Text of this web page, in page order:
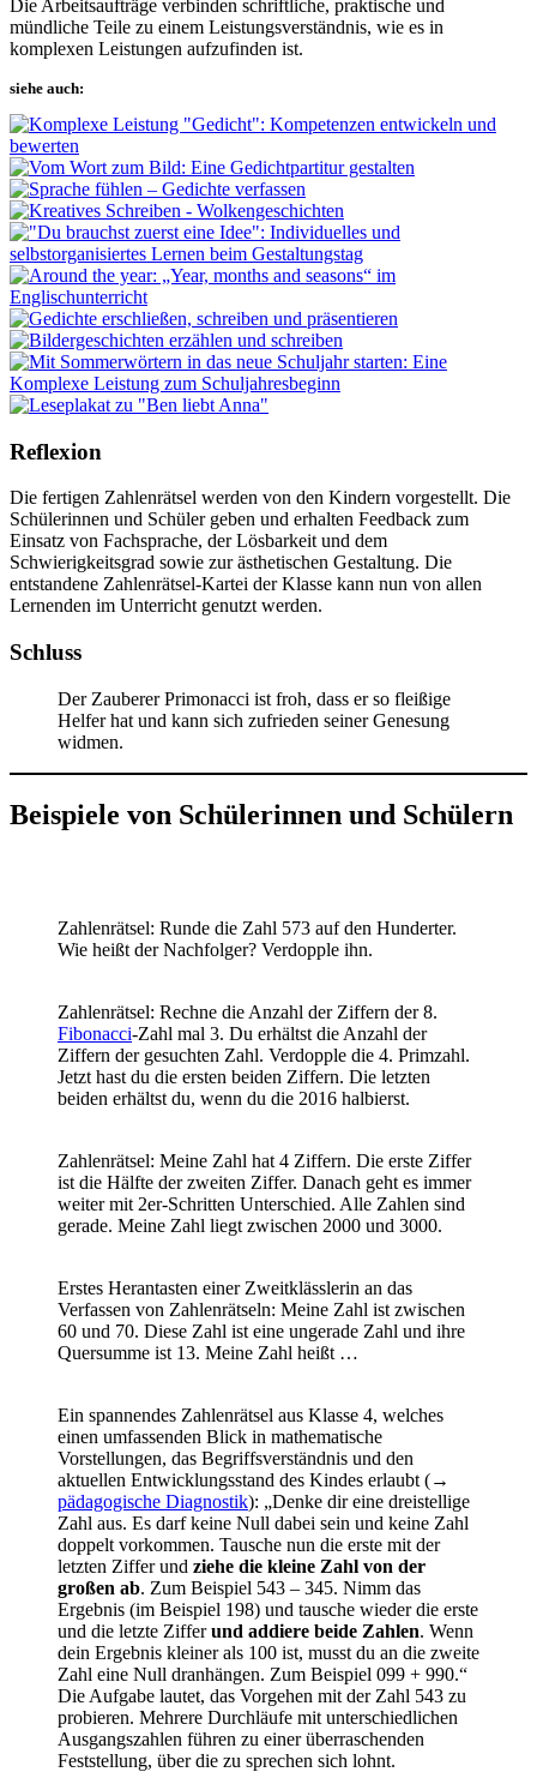
Die Arbeitsaufträge verbinden schriftliche, praktische und
mündliche Teile zu einem Leistungsverständnis, wie es in
komplexen Leistungen aufzufinden ist.
siehe auch:
Reflexion
Die fertigen Zahlenrätsel werden von den Kindern vorgestellt. Die
Schülerinnen und Schüler geben und erhalten Feedback zum
Einsatz von Fachsprache, der Lösbarkeit und dem
Schwierigkeitsgrad sowie zur ästhetischen Gestaltung. Die
entstandene Zahlenrätsel-Kartei der Klasse kann nun von allen
Lernenden im Unterricht genutzt werden.
Schluss
Der Zauberer Primonacci ist froh, dass er so fleißige
Helfer hat und kann sich zufrieden seiner Genesung
widmen.
Beispiele von Schülerinnen und Schülern
Zahlenrätsel: Runde die Zahl 573 auf den Hunderter.
Wie heißt der Nachfolger? Verdopple ihn.
Zahlenrätsel: Rechne die Anzahl der Ziffern der 8.
Fibonacci-Zahl mal 3. Du erhältst die Anzahl der
Ziffern der gesuchten Zahl. Verdopple die 4. Primzahl.
Jetzt hast du die ersten beiden Ziffern. Die letzten
beiden erhältst du, wenn du die 2016 halbierst.
Zahlenrätsel: Meine Zahl hat 4 Ziffern. Die erste Ziffer
ist die Hälfte der zweiten Ziffer. Danach geht es immer
weiter mit 2er-Schritten Unterschied. Alle Zahlen sind
gerade. Meine Zahl liegt zwischen 2000 und 3000.
Erstes Herantasten einer Zweitklässlerin an das
Verfassen von Zahlenrätseln: Meine Zahl ist zwischen
60 und 70. Diese Zahl ist eine ungerade Zahl und ihre
Quersumme ist 13. Meine Zahl heißt …
Ein spannendes Zahlenrätsel aus Klasse 4, welches
einen umfassenden Blick in mathematische
Vorstellungen, das Begriffsverständnis und den
aktuellen Entwicklungsstand des Kindes erlaubt (→
pädagogische Diagnostik): „Denke dir eine dreistellige
Zahl aus. Es darf keine Null dabei sein und keine Zahl
doppelt vorkommen. Tausche nun die erste mit der
letzten Ziffer und ziehe die kleine Zahl von der
großen ab. Zum Beispiel 543 – 345. Nimm das
Ergebnis (im Beispiel 198) und tausche wieder die erste
und die letzte Zifferund addiere beide Zahlen. Wenn
dein Ergebnis kleiner als 100 ist, musst du an die zweite
Zahl eine Null dranhängen. Zum Beispiel 099 + 990.“
Die Aufgabe lautet, das Vorgehen mit der Zahl 543 zu
probieren. Mehrere Durchläufe mit unterschiedlichen
Ausgangszahlen führen zu einer überraschenden
Feststellung, über die zu sprechen sich lohnt.